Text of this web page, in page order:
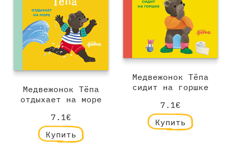
Медвежонок Тёпа
сидит на горшке
7.1€
Купить
Медвежонок Тёпа
отдыхает на море
7.1€
Купить